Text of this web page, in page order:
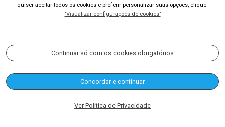
quiser aceitar todos os cookies e preferir personalizar suas opções, clique.
"Visualizar configurações de cookies"
Continuar só com os cookies obrigatórios
Concordar e continuar
Ver Política de Privacidade
Largo Engenheiro João Fernandes Moreira - Centro - Rio
(53) 3233-8400
contato@riogrande.rs.gov.br